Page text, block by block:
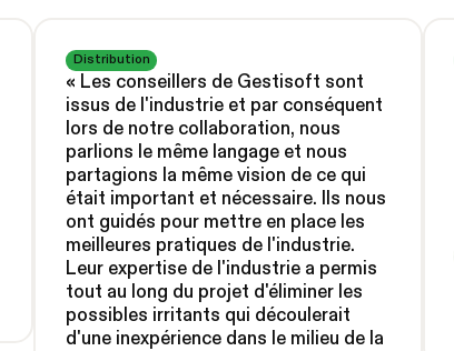
Distribution
« Les conseillers de Gestisoft sont
issus de l'industrie et par conséquent
lors de notre collaboration, nous
parlions le même langage et nous
partagions la même vision de ce qui
était important et nécessaire. Ils nous
ont guidés pour mettre en place les
meilleures pratiques de l'industrie.
Leur expertise de l'industrie a permis
tout au long du projet d'éliminer les
possibles irritants qui découlerait
d'une inexpérience dans le milieu de la